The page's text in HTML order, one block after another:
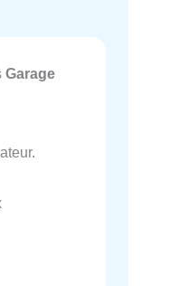
Garage